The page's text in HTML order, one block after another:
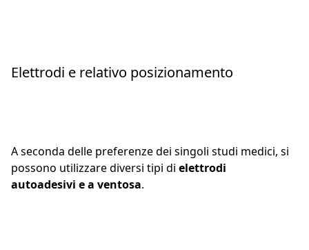
Elettrodi e relativo posizionamento
A seconda delle preferenze dei singoli studi medici, si
possono utilizzare diversi tipi di elettrodi
autoadesivi e a ventosa.